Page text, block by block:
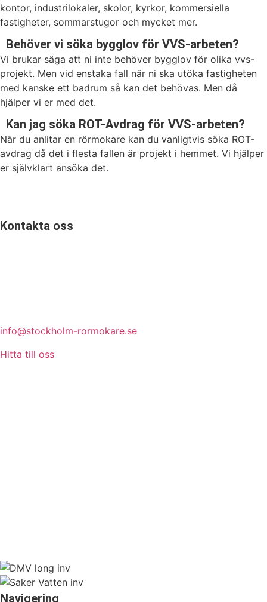
kontor, industrilokaler, skolor, kyrkor, kommersiella
fastigheter, sommarstugor och mycket mer.
Behöver vi söka bygglov för VVS-arbeten?
Vi brukar säga att ni inte behöver bygglov för olika vvs-
projekt. Men vid enstaka fall när ni ska utöka fastigheten
med kanske ett badrum så kan det behövas. Men då
hjälper vi er med det.
Kan jag söka ROT-Avdrag för VVS-arbeten?
När du anlitar en rörmokare kan du vanligtvis söka ROT-
avdrag då det i flesta fallen är projekt i hemmet. Vi hjälper
er självklart ansöka det.
Kontakta oss
info@stockholm-rormokare.se
Hitta till oss
Navigering